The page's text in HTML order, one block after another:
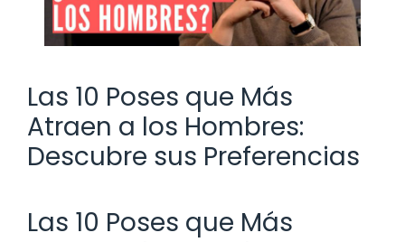
Las 10 Poses que Más
Atraen a los Hombres:
Descubre sus Preferencias
Las 10 Poses que Más